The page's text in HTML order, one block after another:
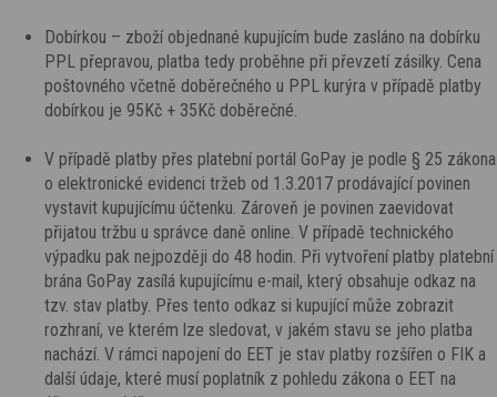
Dobírkou – zboží objednané kupujícím bude zasláno na dobírku
PPL přepravou, platba tedy proběhne při převzetí zásilky. Cena
poštovného včetně doběrečného u PPL kurýra v případě platby
dobírkou je 95Kč + 35Kč doběrečné.
V případě platby přes platební portál GoPay je podle § 25 zákona
o elektronické evidenci tržeb od 1.3.2017 prodávající povinen
vystavit kupujícímu účtenku. Zároveň je povinen zaevidovat
přijatou tržbu u správce daně online. V případě technického
výpadku pak nejpozději do 48 hodin. Při vytvoření platby platební
brána GoPay zasílá kupujícímu e-mail, který obsahuje odkaz na
tzv. stav platby. Přes tento odkaz si kupující může zobrazit
rozhraní, ve kterém lze sledovat, v jakém stavu se jeho platba
nachází. V rámci napojení do EET je stav platby rozšířen o FIK a
další údaje, které musí poplatník z pohledu zákona o EET na